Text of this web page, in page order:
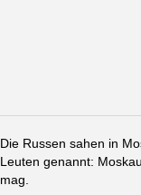
Die Russen sahen in
Leuten genannt:
mag.